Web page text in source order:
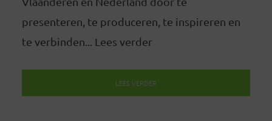
presenteren, te produceren, te inspireren en
te verbinden... Lees verder
LEES VERDER